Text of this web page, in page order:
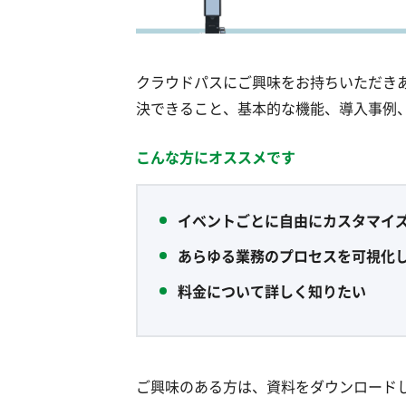
クラウドパスにご興味をお持ちいただ
決できること、基本的な機能、導入事
こんな方にオススメです
イベントごとに自由にカスタマイ
あらゆる業務のプロセスを可視化
料金について詳しく知りたい
ご興味のある方は、資料をダウンロード